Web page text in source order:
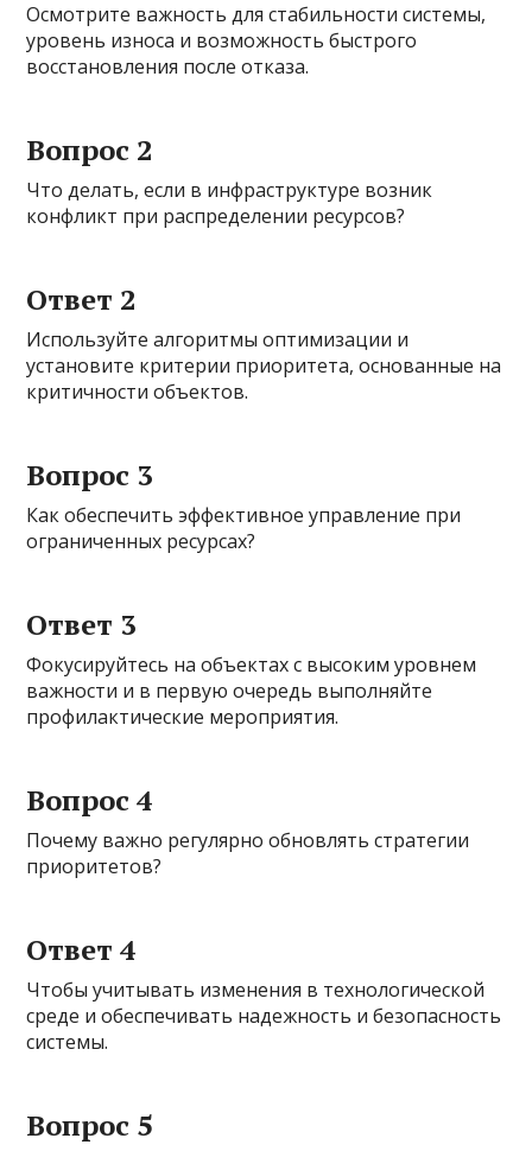
Осмотрите важность для стабильности системы,
уровень износа и возможность быстрого
восстановления после отказа.
Вопрос 2
Что делать, если в инфраструктуре возник
конфликт при распределении ресурсов?
Ответ 2
Используйте алгоритмы оптимизации и
установите критерии приоритета, основанные на
критичности объектов.
Вопрос 3
Как обеспечить эффективное управление при
ограниченных ресурсах?
Ответ 3
Фокусируйтесь на объектах с высоким уровнем
важности и в первую очередь выполняйте
профилактические мероприятия.
Вопрос 4
Почему важно регулярно обновлять стратегии
приоритетов?
Ответ 4
Чтобы учитывать изменения в технологической
среде и обеспечивать надежность и безопасность
системы.
Вопрос 5